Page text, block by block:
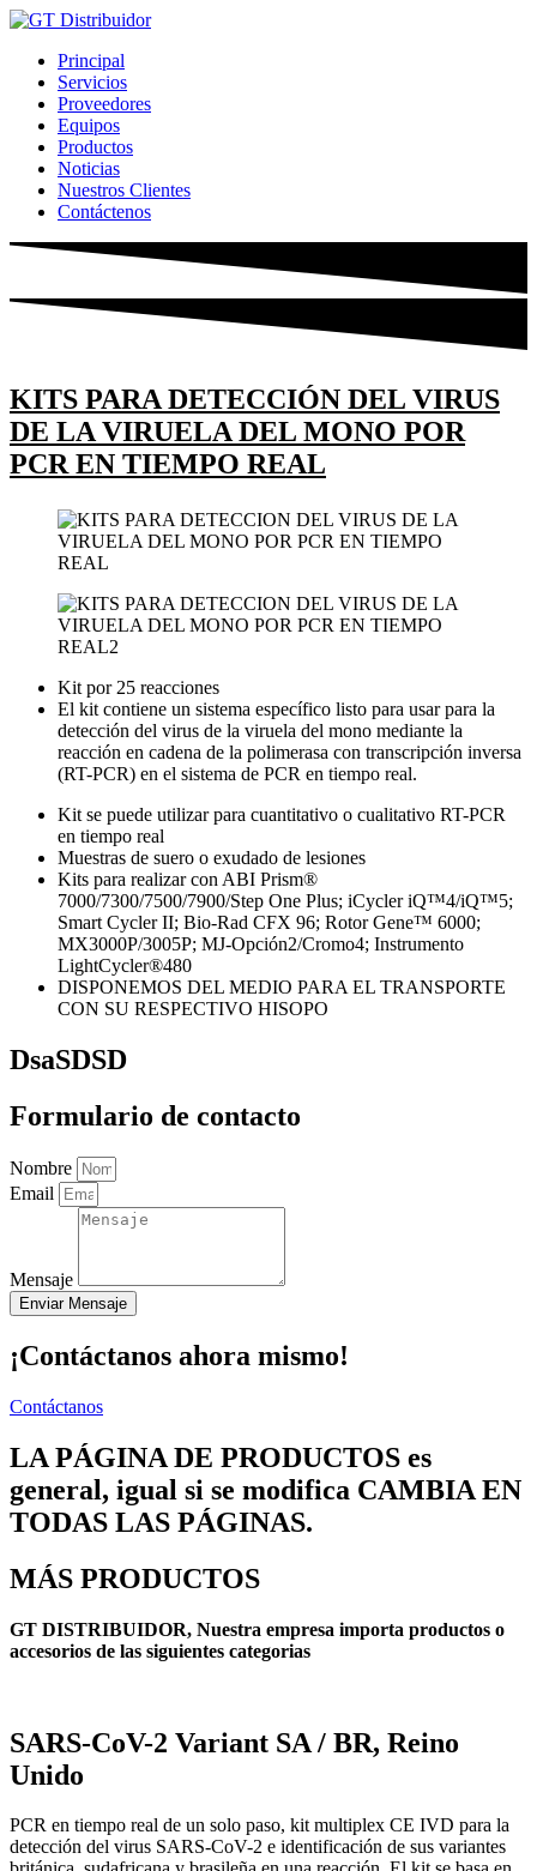
Ir
contenidoPrincipal
Servicios
Proveedores
Equipos
Productos
Noticias
Nuestros Clientes
Contáctenos
KITS PARA DETECCIÓN DEL VIRUS
DE LA VIRUELA DEL MONO POR
PCR EN TIEMPO REAL
Kit por 25 reacciones
El kit contiene un sistema específico listo para usar para la
detección del virus de la viruela del mono mediante la
reacción en cadena de la polimerasa con transcripción inversa
(RT-PCR) en el sistema de PCR en tiempo real.
Kit se puede utilizar para cuantitativo o cualitativo RT-PCR
en tiempo real
Muestras de suero o exudado de lesiones
Kits para realizar con ABI Prism®
7000/7300/7500/7900/Step One Plus; iCycler iQ™4/iQ™5;
Smart Cycler II; Bio-Rad CFX 96; Rotor Gene™ 6000;
MX3000P/3005P; MJ-Opción2/Cromo4; Instrumento
LightCycler®480
DISPONEMOS DEL MEDIO PARA EL TRANSPORTE
CON SU RESPECTIVO HISOPO
DsaSDSD
Formulario de contacto
Nombre
Email
Mensaje
Enviar Mensaje
¡Contáctanos ahora mismo!
Contáctanos
LA PÁGINA DE PRODUCTOS es
general, igual si se modifica CAMBIA EN
TODAS LAS PÁGINAS.
MÁS PRODUCTOS
GT DISTRIBUIDOR, Nuestra empresa importa productos o
accesorios de las siguientes categorias
SARS-CoV-2 Variant SA / BR, Reino
Unido
PCR en tiempo real de un solo paso, kit multiplex CE IVD para la
detección del virus SARS-CoV-2 e identificación de sus variantes